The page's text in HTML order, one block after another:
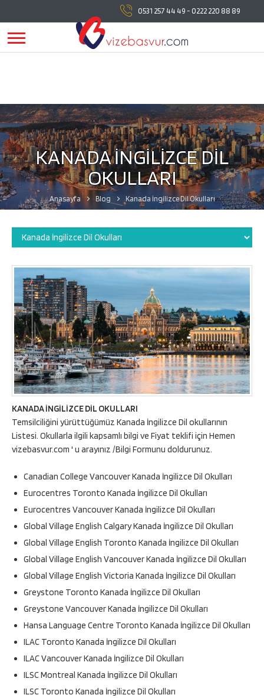
tüm vize başvuru işlemlerinde
yanınızda!vizebasvur.comgünümüzün sürekli değişen
koşullarına uygun olarak farklı alanlarda hizmet vermeye,
hizmetlerine yeni konular eklemeye devam ediyor.
0531 257 44 49 - 0222 220 88 89
KANADA İNGİLİZCE DİL
OKULLARI
Anasayfa Blog Kanada İngilizce Dil Okulları
KANADA İNGİLİZCE DİL OKULLARI
Temsilciliğini yürüttüğümüz Kanada İngilizce Dil okullarının
Listesi. Okullarla ilgili kapsamlı bilgi ve Fiyat teklifi için Hemen
vizebasvur.com ' u arayınız /Bilgi Formunu doldurunuz.
Canadian College Vancouver Kanada İngilizce Dil Okulları
Eurocentres Toronto Kanada İngilizce Dil Okulları
Eurocentres Vancouver Kanada İngilizce Dil Okulları
Global Village English Calgary Kanada İngilizce Dil Okulları
Global Village English Toronto Kanada İngilizce Dil Okulları
Global Village English Vancouver Kanada İngilizce Dil Okulları
Global Village English Victoria Kanada İngilizce Dil Okulları
Greystone Toronto Kanada İngilizce Dil Okulları
Greystone Vancouver Kanada İngilizce Dil Okulları
Hansa Language Centre Toronto Kanada İngilizce Dil Okulları
ILAC Toronto Kanada İngilizce Dil Okulları
ILAC Vancouver Kanada İngilizce Dil Okulları
ILSC Montreal Kanada İngilizce Dil Okulları
ILSC Toronto Kanada İngilizce Dil Okulları